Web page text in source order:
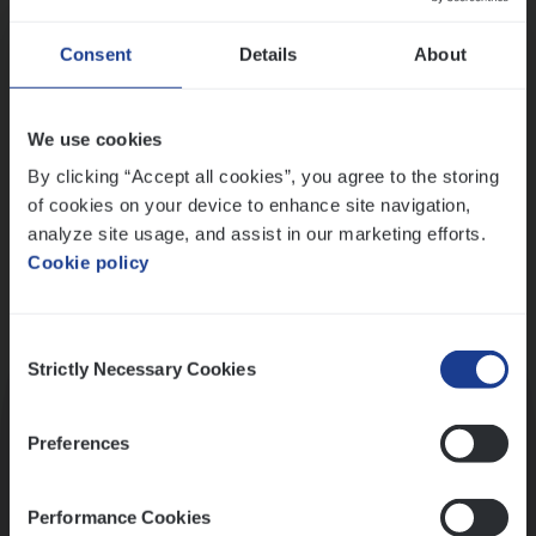
Consent Details About
We use cookies
By clicking “Accept all cookies”, you agree to the storing
of cookies on your device to enhance site navigation,
analyze site usage, and assist in our marketing efforts.
Cookie policy
Selection
Strictly Necessary Cookies
Preferences
Performance Cookies
Ons sollicitatieproces